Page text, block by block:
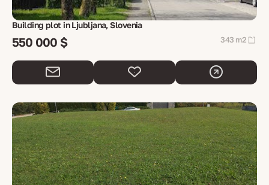
Building plot in Ljubljana, Slovenia
550 000 $ 343 m2